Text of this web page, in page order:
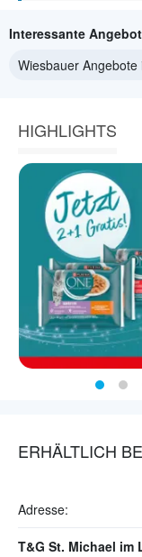
Interessante
Wiesbauer Angebote
HIGHLIGHTS
ERHÄLTLICH
Adresse:
T&G St. Michael im